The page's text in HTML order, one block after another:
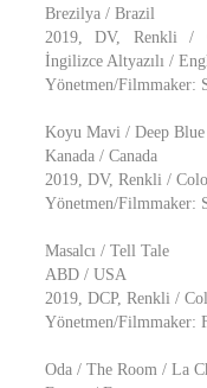
Brezilya / Brazil
2019, DV, Renkli /
İngilizce Altyazılı /
Yönetmen/Filmmaker:
Koyu Mavi / Deep Blue
Kanada / Canada
2019, DV, Renkli /
Yönetmen/Filmmaker:
Masalcı / Tell Tale
ABD / USA
2019, DCP, Renkli /
Yönetmen/Filmmaker:
Oda / The Room / La